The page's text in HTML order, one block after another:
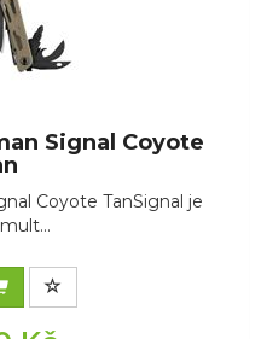
Signal Coyote
Coyote TanSignal je